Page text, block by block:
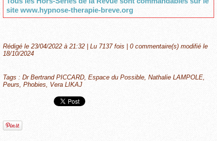
site www.hypnose-therapie-breve.org
Rédigé le 23/04/2022 à 21:32 | Lu 7137 fois | 0commentaire(s) modifié le
18/10/2024
Tags : Dr Bertrand PICCARD, Espace du Possible, Nathalie LAMPOLE,
Peurs, Phobies, Vera LIKAJ